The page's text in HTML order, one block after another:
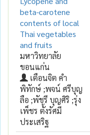
beta-carotene
contents of local
Thai vegetables
and fruits
มหาวิทยาลัย
ขอนแก่น
เตือนจิต คำ
พิทักษ์ ;พจน์ ศรีบุญ
ลือ ;พัชรี บุญศิริ ;รุ่ง
เพ็ชร ตั้งรัศมี
ประเสริฐ